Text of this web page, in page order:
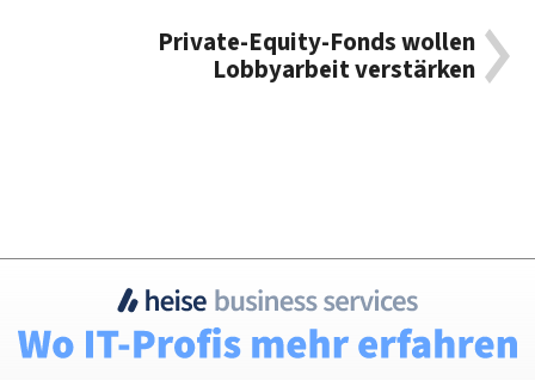
Private-Equity-Fonds wollen
Lobbyarbeit verstärken